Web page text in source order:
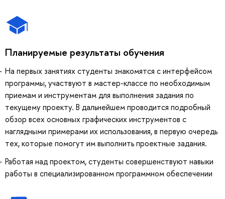
Планируемые результаты обучения
На первых занятиях студенты знакомятся с интерфейсом
программы, участвуют в мастер-классе по необходимым
приемам и инструментам для выполнения задания по
текущему проекту. В дальнейшем проводится подробный
обзор всех основных графических инструментов с
наглядными примерами их использования, в первую очередь
тех, которые помогут им выполнить проектные задания.
Работая над проектом, студенты совершенствуют навыки
работы в специализированном программном обеспечении